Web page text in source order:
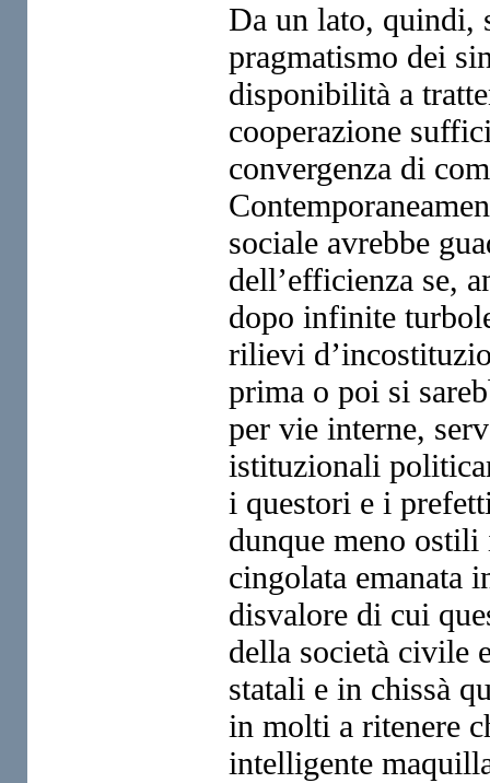
Da un lato, quindi,
pragmatismo dei
disponibilità a
cooperazione
convergenza di
sociale avrebbe
dell’efficienza se,
dopo infinite
rilievi
prima o poi si
per vie interne,
istituzionali
i questori e i
dunque meno
cingolata emanata
disvalore di cui
della società civile
statali e in chissà
in molti a ritenere
intelligente